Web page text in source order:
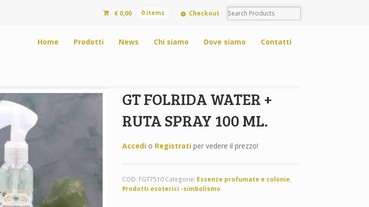
€ 0,00 0 items Checkout
Home Prodotti News Chi siamo Dove siamo Contatti
GT FOLRIDA WATER +
RUTA SPRAY 100 ML.
Accedio Registratiper vedere il prezzo!
COD: FGT7510 Categorie: Essenze profumate e colonie,
Prodotti esoterici -simbolismo